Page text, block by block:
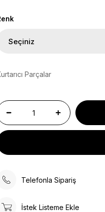
Parçalar
Telefonla Sipariş
İstek Listeme Ekle